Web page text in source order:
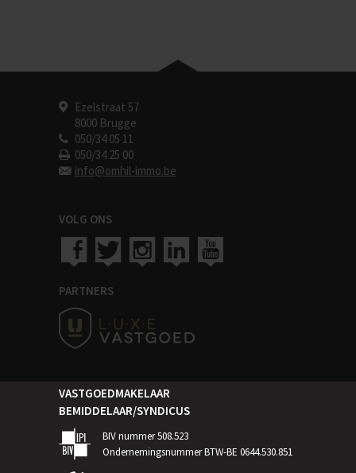
Ezelstraat 57
8000 Brugge
050/34 05 11
050/34 25 00
info@omhil-immo.be
VOLG ONS
PARTNERS
VASTGOEDMAKELAAR
BEMIDDELAAR/SYNDICUS
BIV nummer 508.523
Ondernemingsnummer BTW-BE 0644.530.851